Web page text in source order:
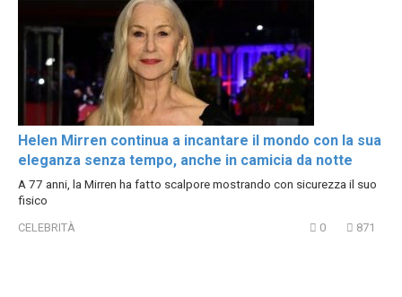
Helen Mirren continua a incantare il mondo con la sua
eleganza senza tempo, anche in camicia da notte
A 77 anni, la Mirren ha fatto scalpore mostrando con sicurezza il suo
fisico
CELEBRITÀ 0 871